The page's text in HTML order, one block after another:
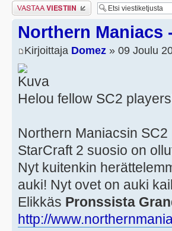
Lähetä vastaus
Northern Maniacs
Kirjoittaja Domez » 09 Joulu
Helou fellow SC2
Northern Maniacsin
StarCraft 2 suosio on
Nyt kuitenkin
auki! Nyt ovet on auki
Elikkäs Pronssista
http://